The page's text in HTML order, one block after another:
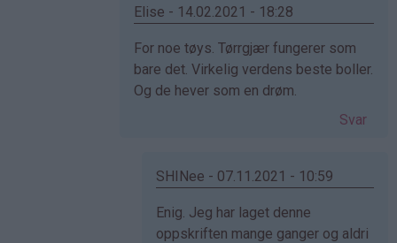
Elise - 14.02.2021 - 18:28
Som
svar
på
bekreftet)
For noe tøys. Tørrgjær fungerer som
bare det. Virkelig verdens beste boller.
Og de hever som en drøm.
Svar
SHINee - 07.11.2021 - 10:59
Som
svar
Enig. Jeg har laget denne
oppskriften mange ganger og aldri